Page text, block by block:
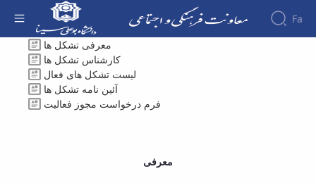
Fa
About the
Chancellery
About
معرفی - معاونت فرهنگی
معرفی تشکل ها
کارشناس تشکل ها
لیست تشکل های فعال
آئین نامه تشکل ها
فرم درخواست مجوز فعالیت
معرفی